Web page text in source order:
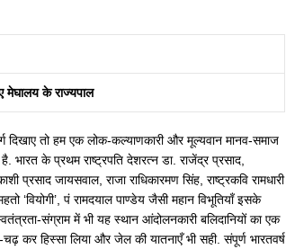
मेघालय के राज्यपाल
दिखाए तो हम एक लोक-कल्याणकारी और मूल्यवान मानव-समाज
भारत के प्रथम राष्ट्रपति देशरत्न डा. राजेंद्र प्रसाद,
प्रसाद जायसवाल, राजा राधिकारमण सिंह, राष्ट्रकवि रामधारी
‘वियोगी’, पं रामदयाल पाण्डेय जैसी महान विभूतियाँ इसके
संग्राम में भी यह स्थान आंदोलनकारी बलिदानियों का एक
हिस्सा लिया और जेल की यातनाएँ भी सही. संपूर्ण भारतवर्ष